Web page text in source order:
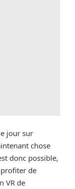
jour sur
chose
donc possible,
de
VR de